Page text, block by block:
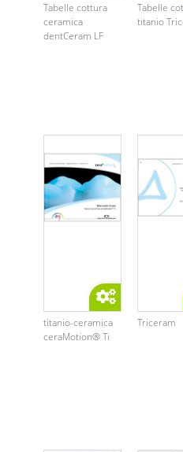
Tabelle cottura
ceramica
dentCeram LF
Tabelle
titanio
titanio-ceramica
ceraMotion® Ti
Triceram